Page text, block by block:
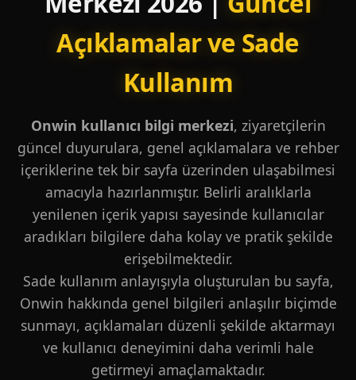
Açıklamalar ve Sade
Kullanım
Onwin kullanıcı bilgi merkezi, ziyaretçilerin
güncel duyurulara, genel açıklamalara ve rehber
içeriklerine tek bir sayfa üzerinden ulaşabilmesi
amacıyla hazırlanmıştır. Belirli aralıklarla
yenilenen içerik yapısı sayesinde kullanıcılar
aradıkları bilgilere daha kolay ve pratik şekilde
erişebilmektedir.
Sade kullanım anlayışıyla oluşturulan bu sayfa,
Onwin hakkında genel bilgileri anlaşılır biçimde
sunmayı, açıklamaları düzenli şekilde aktarmayı
ve kullanıcı deneyimini daha verimli hale
getirmeyi amaçlamaktadır.